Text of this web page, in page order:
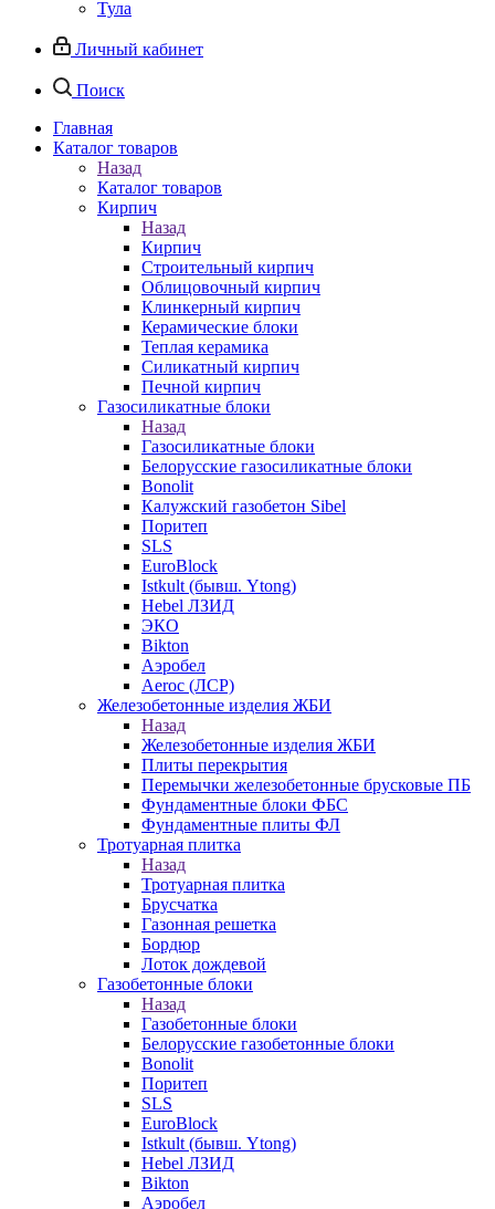
Тула
Личный кабинет
Поиск
Главная
Каталог товаров
Назад
Каталог товаров
Кирпич
Назад
Кирпич
Строительный кирпич
Облицовочный кирпич
Клинкерный кирпич
Керамические блоки
Теплая керамика
Силикатный кирпич
Печной кирпич
Газосиликатные блоки
Назад
Газосиликатные блоки
Белорусские газосиликатные блоки
Bonolit
Калужский газобетон Sibel
Поритеп
SLS
EuroBlock
Istkult (бывш. Ytong)
Hebel ЛЗИД
ЭКО
Bikton
Аэробел
Aeroc (ЛСР)
Железобетонные изделия ЖБИ
Назад
Железобетонные изделия ЖБИ
Плиты перекрытия
Перемычки железобетонные брусковые ПБ
Фундаментные блоки ФБС
Фундаментные плиты ФЛ
Тротуарная плитка
Назад
Тротуарная плитка
Брусчатка
Газонная решетка
Бордюр
Лоток дождевой
Газобетонные блоки
Назад
Газобетонные блоки
Белорусские газобетонные блоки
Bonolit
Поритеп
SLS
EuroBlock
Istkult (бывш. Ytong)
Hebel ЛЗИД
Bikton
Аэробел